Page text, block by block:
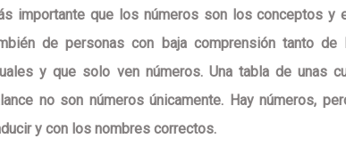
importante que los números son los conceptos y
de personas con baja comprensión tanto
y que solo ven números. Una tabla de unas
no son números únicamente. Hay números,
y con los nombres correctos.